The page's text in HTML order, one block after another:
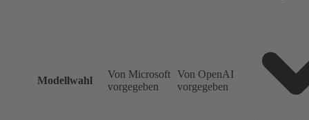
Modellwahl
Von Microsoft
vorgegeben
Von OpenAI
vorgegeben